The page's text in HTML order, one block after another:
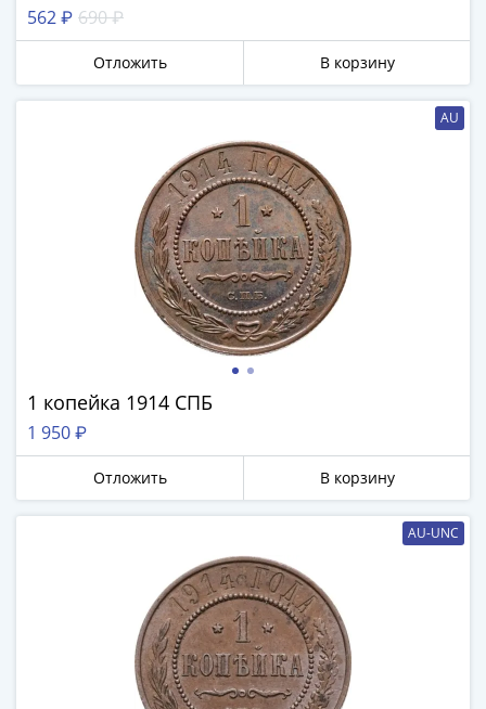
562 ₽ 690 ₽
Отложить В корзину
AU
1 копейка 1914 СПБ
1 950 ₽
Отложить В корзину
AU-UNC